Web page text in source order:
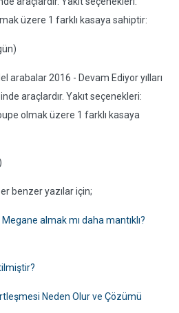
üzere 1 farklı kasaya sahiptir:
arabalar 2016 - Devam Ediyor yılları
araçlardır. Yakıt seçenekleri:
olmak üzere 1 farklı kasaya
benzer yazılar için;
almak mı daha mantıklı?
Neden Olur ve Çözümü